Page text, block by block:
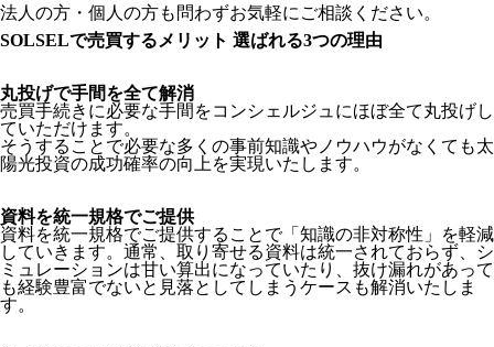
法人の方・個人の方も問わずお気軽にご相談ください。
SOLSELで売買するメリット 選ばれる3つの理由
丸投げで手間を全て解消
売買手続きに必要な手間をコンシェルジュにほぼ全て丸投げし
ていただけます。
そうすることで必要な多くの事前知識やノウハウがなくても太
陽光投資の成功確率の向上を実現いたします。
資料を統一規格でご提供
資料を統一規格でご提供することで「知識の非対称性」を軽減
していきます。通常、取り寄せる資料は統一されておらず、シ
ミュレーションは甘い算出になっていたり、抜け漏れがあって
も経験豊富でないと見落としてしまうケースも解消いたしま
す。